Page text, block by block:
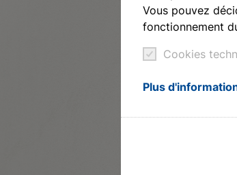
Vous pouvez
fonctionnement
Cookies
Plus
Téléchargements et service
Architectes et urbanistes
Technologie des moteurs à tige de vérin